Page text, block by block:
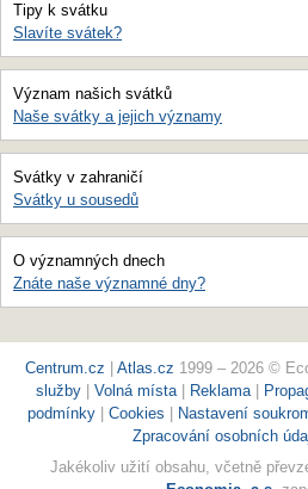
Tipy k svátku
Slavíte svátek?
Význam našich svátků
Naše svátky a jejich významy
Svátky v zahraničí
Svátky u sousedů
O významných dnech
Znáte naše významné dny?
Centrum.cz Atlas.cz 1999 – 2026 ©
služby
Volná místa| Reklama
podmínky
Cookies Nastavení
Zpracování osobních
Jakékoliv užití obsahu, včetně